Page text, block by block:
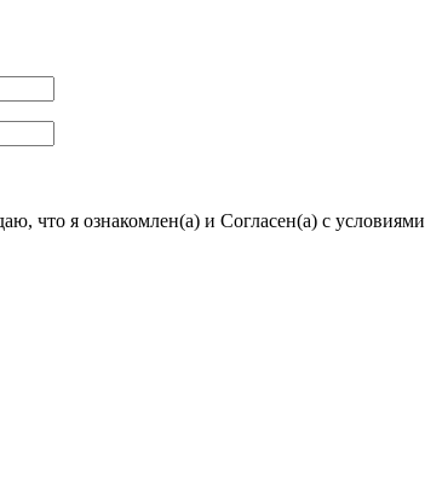
что я ознакомлен(а) и Согласен(а) с условиями